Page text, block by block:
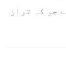
جو کہ قرآن